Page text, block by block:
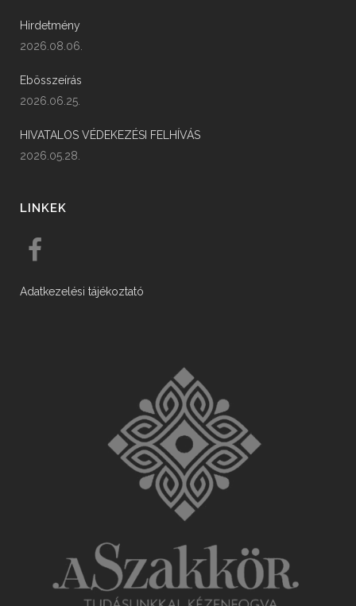
Hirdetmény
2026.08.06.
Ebösszeírás
2026.06.25.
HIVATALOS VÉDEKEZÉSI FELHÍVÁS
2026.05.28.
LINKEK
Adatkezelési tájékoztató